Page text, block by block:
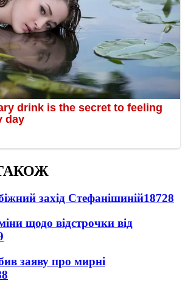
захід Стефанішиній18728
щодо відстрочки від
заяву про мирні